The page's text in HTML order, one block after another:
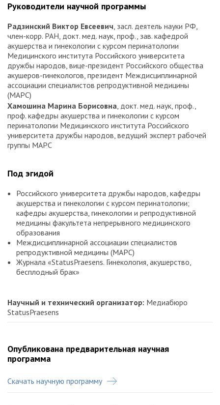
Руководители научной программы
Радзинский Виктор Евсеевич, засл. деятель науки РФ,
член-корр. РАН, докт. мед. наук, проф., зав. кафедрой
акушерства и гинекологии с курсом перинатологии
Медицинского института Российского университета
дружбы народов, вице-президент Российского общества
акушеров-гинекологов, президент Междисциплинарной
ассоциации специалистов репродуктивной медицины
(МАРС)
Хамошина Марина Борисовна, докт. мед. наук, проф.,
проф. кафедры акушерства и гинекологии с курсом
перинатологии Медицинского института Российского
университета дружбы народов, ведущий эксперт рабочей
группы МАРС
Под эгидой
Российского университета дружбы народов, кафедры
акушерства и гинекологии с курсом перинатологии;
кафедры акушерства, гинекологии и репродуктивной
медицины факультета непрерывного медицинского
образования
Междисциплинарной ассоциации специалистов
репродуктивной медицины (МАРС)
Журнала «StatusPraesens. Гинекология, акушерство,
бесплодный брак»
Научный и технический организатор: Медиабюро
StatusPraesens
Опубликована предварительная научная
программа
Скачать научную программу